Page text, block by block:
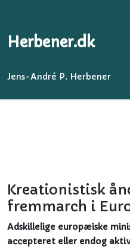
Herbener.dk
Jens-André P. Herbener
Kreationistisk
fremmarch i
Adskillelige europæiske
accepteret eller endog